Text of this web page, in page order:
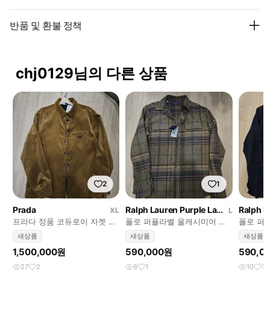
반품 및 환불 정책
chj0129님의 다른 상품
2
Prada
XL
프라다 정품 코듀로이 자켓 새
상품
새상품
1,500,000원
27 2
1
Ralph Lauren Purple Label L
폴로 퍼플라벨 울캐시미어 셔
츠새상품
590,000원
8 1
폴로 퍼
란넬셔츠
새상품
10 1